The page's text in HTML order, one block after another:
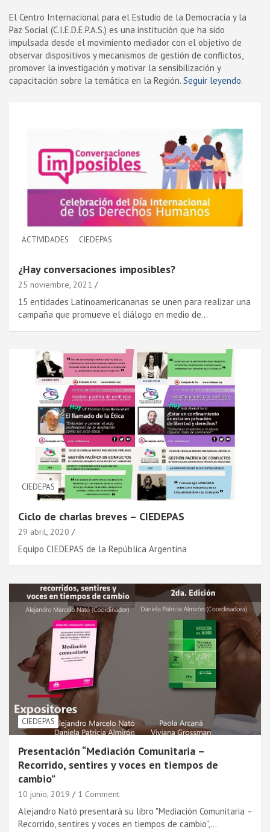
El Centro Internacional para el Estudio de la Democracia y la
Paz Social (C.I.E.D.E.P.A.S.) es una institución que ha sido
impulsada desde el movimiento mediador con el objetivo de
observar dispositivos y mecanismos de gestión de conflictos,
promover la investigación y motivar la sensibilización y
capacitación sobre la temática en la Región. Seguir leyendo.
ACTIVIDADES CIEDEPAS
¿Hay conversaciones imposibles?
25 noviembre, 2021
15 entidades Latinoamericananas se unen para realizar una
campaña que promueve el diálogo en medio de…
CIEDEPAS
Ciclo de charlas breves – CIEDEPAS
29 abril, 2020
Equipo CIEDEPAS de la República Argentina
CIEDEPAS
Presentación “Mediación Comunitaria –
Recorrido, sentires y voces en tiempos de
cambio”
10 junio, 2019 1 Comment
Alejandro Nató presentará su libro "Mediación Comunitaria –
Recorrido, sentires y voces en tiempos de cambio",…